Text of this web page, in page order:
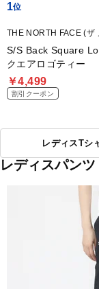
1
THE NORTH FACE (ザ
S/S Back Square
クエアロゴティー
￥4,499
割引クーポン
レディスTシ
レディスパン